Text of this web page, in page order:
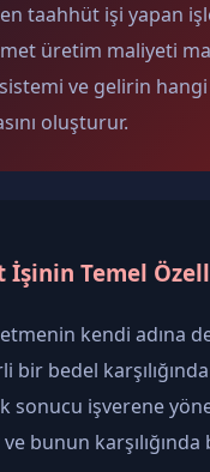
taahhüt işi yapan
üretim maliyeti
ve gelirin
oluşturur.
İşinin Temel
kendi adına
bir bedel
sonucu işverene
bunun karşılığında